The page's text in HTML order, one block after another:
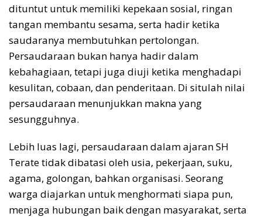
dituntut untuk memiliki kepekaan sosial, ringan
tangan membantu sesama, serta hadir ketika
saudaranya membutuhkan pertolongan.
Persaudaraan bukan hanya hadir dalam
kebahagiaan, tetapi juga diuji ketika menghadapi
kesulitan, cobaan, dan penderitaan. Di situlah nilai
persaudaraan menunjukkan makna yang
sesungguhnya.
Lebih luas lagi, persaudaraan dalam ajaran SH
Terate tidak dibatasi oleh usia, pekerjaan, suku,
agama, golongan, bahkan organisasi. Seorang
warga diajarkan untuk menghormati siapa pun,
menjaga hubungan baik dengan masyarakat, serta